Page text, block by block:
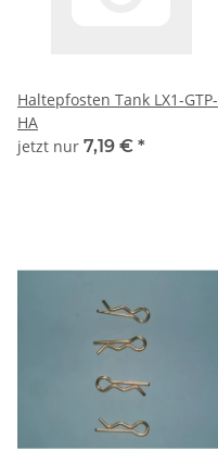
Haltepfosten Tank LX1-GTP-
HA
jetzt nur 7,19 € *